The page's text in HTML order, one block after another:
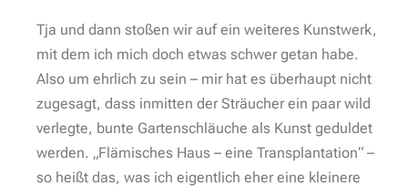
Tja und dann stoßen wir auf ein weiteres Kunstwerk,
mit dem ich mich doch etwas schwer getan habe.
Also um ehrlich zu sein – mir hat es überhaupt nicht
zugesagt, dass inmitten der Sträucher ein paar wild
verlegte, bunte Gartenschläuche als Kunst geduldet
werden. „Flämisches Haus – eine Transplantation“ –
so heißt das, was ich eigentlich eher eine kleinere